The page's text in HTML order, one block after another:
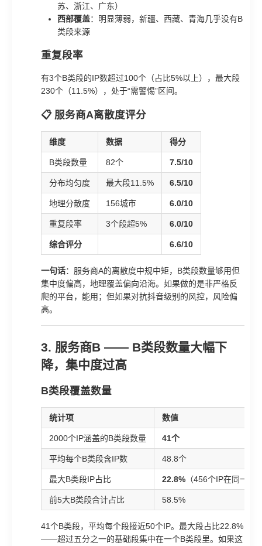
苏、浙江、广东）
西部覆盖：明显薄弱，新疆、西藏、青海几乎没有B
类段来源
重复段率
有3个B类段的IP数超过100个（占比5%以上），最大段
230个（11.5%），处于“需警惕”区间。
📋 服务商A离散度评分
维度 数据 得分
B类段数量 82个 7.5/10
分布均匀度 最大段11.5% 6.5/10
地理分散度 156城市 6.0/10
重复段率 3个段超5% 6.0/10
综合评分 6.6/10
一句话：服务商A的离散度中规中矩，B类段数量够用但
集中度偏高，地理覆盖偏向沿海。如果做的是非严格反
爬的平台，能用；但如果对抗抖音级别的风控，风险偏
高。
3. 服务商B —— B类段数量大幅下
降，集中度过高
B类段覆盖数量
统计项 数值
2000个IP涵盖的B类段数量 41个
平均每个B类段含IP数 48.8个
最大B类段IP占比 22.8% （456个IP在同一个
前5大B类段合计占比 58.5%
41个B类段，平均每个段接近50个IP。最大段占比22.8%
——超过五分之一的基础段集中在一个B类段里。如果这